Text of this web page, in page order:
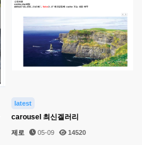
latest
carousel 최신겔러리
제로 05-09 14520